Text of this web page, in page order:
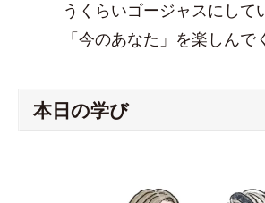
うくらいゴージャスにして
「今のあなた」を楽しんで
本日の学び